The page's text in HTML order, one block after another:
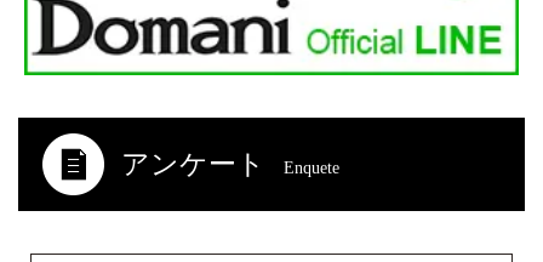
アンケート Enquete